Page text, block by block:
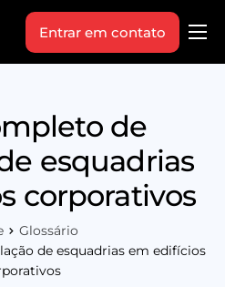
Entrar em contato
de
esquadrias
corporativos
Glossário
de esquadrias em edifícios